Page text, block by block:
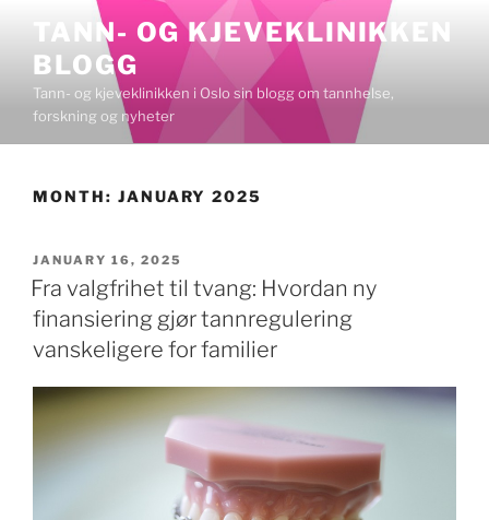
content
TANN- OG KJEVEKLINIKKEN
BLOGG
Tann- og kjeveklinikken i Oslo sin blogg om tannhelse,
forskning og nyheter
MONTH: JANUARY 2025
POSTED
ON
JANUARY 16, 2025
Fra valgfrihet til tvang: Hvordan ny
finansiering gjør tannregulering
vanskeligere for familier